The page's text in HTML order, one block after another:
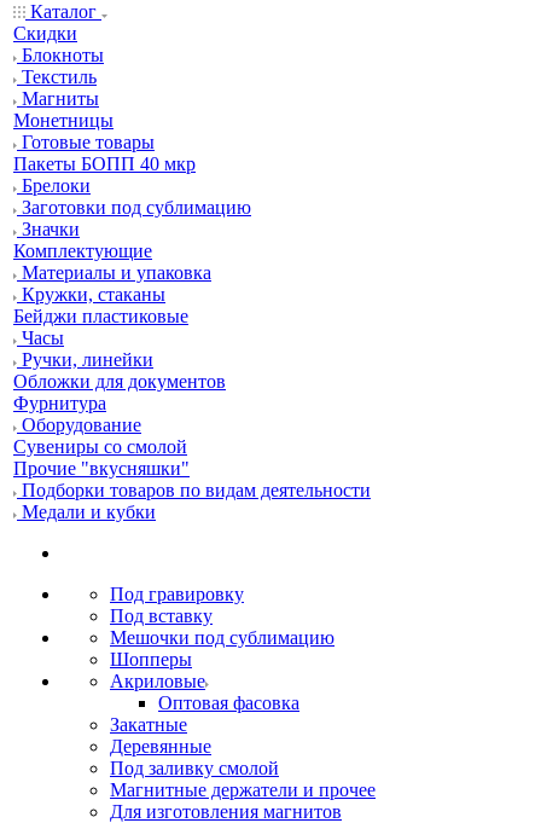
Каталог
Скидки
Блокноты
Текстиль
Магниты
Монетницы
Готовые товары
Пакеты БОПП 40 мкр
Брелоки
Заготовки под сублимацию
Значки
Комплектующие
Материалы и упаковка
Кружки, стаканы
Бейджи пластиковые
Часы
Ручки, линейки
Обложки для документов
Фурнитура
Оборудование
Сувениры со смолой
Прочие "вкусняшки"
Подборки товаров по видам деятельности
Медали и кубки
Под гравировку
Под вставку
Мешочки под сублимацию
Шопперы
Акриловые
Оптовая фасовка
Закатные
Деревянные
Под заливку смолой
Магнитные держатели и прочее
Для изготовления магнитов